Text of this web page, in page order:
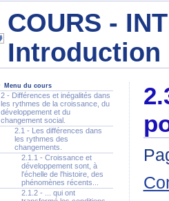
COURS -
Introduction
Menu du cours
2 - Différences et inégalités dans
les rythmes de la croissance, du
développement et du
changement social.
2.1 - Les différences dans
les rythmes des
changements.
2.1.1 - Croissance et
développement sont, à
l'échelle de l'histoire, des
phénomènes récents...
2.1.2 - ... qui ont